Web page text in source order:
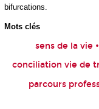
bifurcations.
Mots clés
sens de la vie
conciliation vie de
parcours